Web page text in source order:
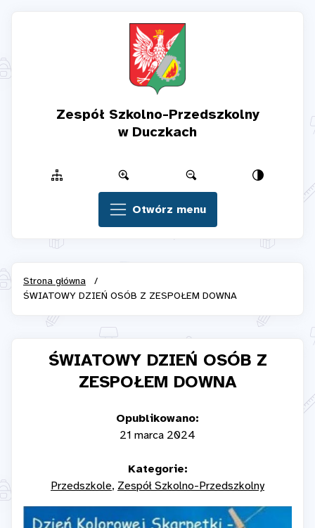
Zespół Szkolno-Przedszkolny
w Duczkach
Otwórz menu
Strona główna
/
ŚWIATOWY DZIEŃ OSÓB Z ZESPOŁEM DOWNA
ŚWIATOWY DZIEŃ OSÓB Z
ZESPOŁEM DOWNA
Opublikowano:
21 marca 2024
Kategorie:
Przedszkole Zespół Szkolno-Przedszkolny